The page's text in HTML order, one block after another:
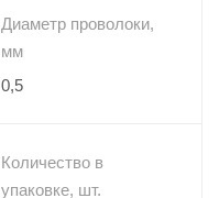
Диаметр проволоки,
мм
0,5
Количество в
упаковке, шт.